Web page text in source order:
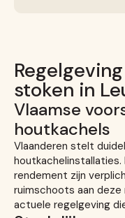
stoken in
Vlaamse
houtkachels
Vlaanderen stelt
houtkachelinstallaties.
rendement zijn
ruimschoots aan deze
actuele regelgeving